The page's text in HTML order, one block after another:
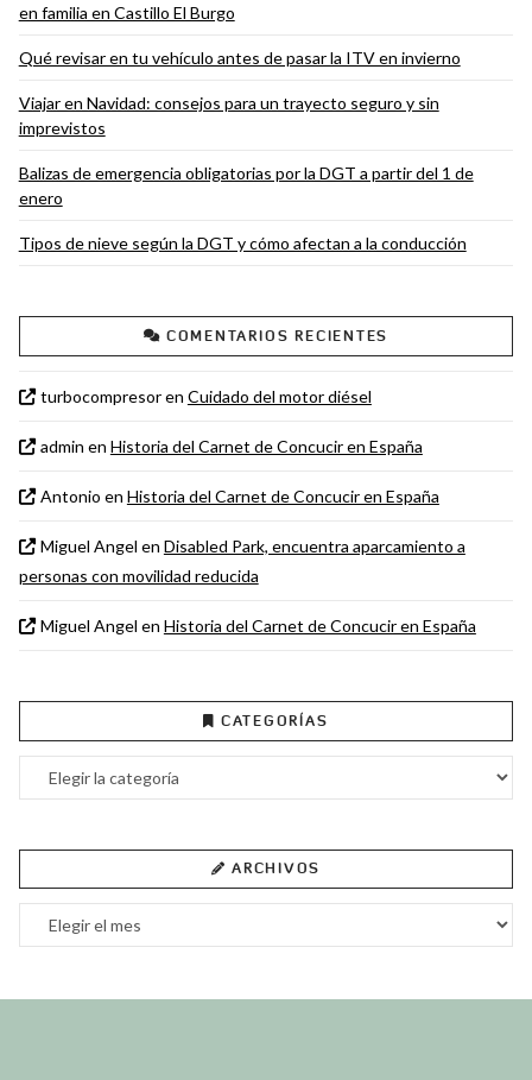
en familia en Castillo El Burgo
Qué revisar en tu vehículo antes de pasar la ITV en invierno
Viajar en Navidad: consejos para un trayecto seguro y sin
imprevistos
Balizas de emergencia obligatorias por la DGT a partir del 1 de
enero
Tipos de nieve según la DGT y cómo afectan a la conducción
COMENTARIOS RECIENTES
turbocompresoren Cuidado del motor diésel
admin en Historia del Carnet de Concucir en España
Antonio en Historia del Carnet de Concucir en España
Miguel Angel en Disabled Park, encuentra aparcamiento a
personas con movilidad reducida
Miguel Angel en Historia del Carnet de Concucir en España
CATEGORÍAS
Categorías
ARCHIVOS
Archivos